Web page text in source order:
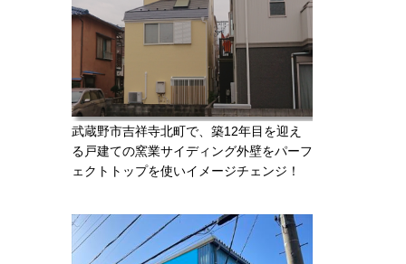
武蔵野市吉祥寺北町で、築12年目を迎え
る戸建ての窯業サイディング外壁をパーフ
ェクトトップを使いイメージチェンジ！